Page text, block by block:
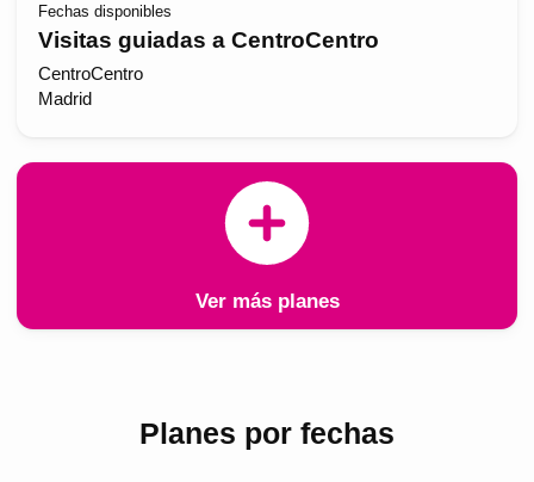
Fechas disponibles
Visitas guiadas a CentroCentro
CentroCentro
Madrid
Ver más planes
Planes por fechas